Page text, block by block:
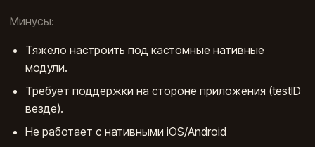
Минусы:
Тяжело настроить под кастомные нативные
модули.
Требует поддержки на стороне приложения (testID
везде).
Не работает с нативными iOS/Android